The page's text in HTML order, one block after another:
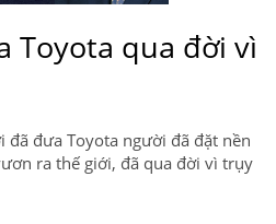
Toyota qua đời vì
đã đưa Toyota người đã đặt nền
ra thế giới, đã qua đời vì trụy